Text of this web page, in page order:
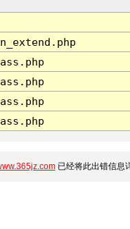
已经将此出错信息